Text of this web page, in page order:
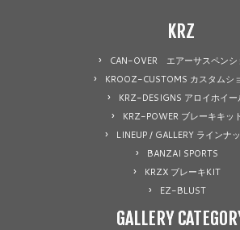
KRZ
CAN-OVER エアーサスペンシ
KROOZ-CUSTOMS カスタムシ
KRZ-DESIGNS アロイホイー
KRZ-POWER ブレーキキット
LINEUP / GALLERY ラインナ
BANZAI SPORTS
KRZX ブレーキKIT
EZ-BLUST
GALLERY